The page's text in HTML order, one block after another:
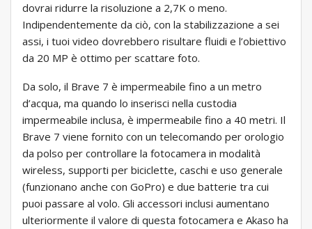
dovrai ridurre la risoluzione a 2,7K o meno.
Indipendentemente da ciò, con la stabilizzazione a sei
assi, i tuoi video dovrebbero risultare fluidi e l’obiettivo
da 20 MP è ottimo per scattare foto.
Da solo, il Brave 7 è impermeabile fino a un metro
d’acqua, ma quando lo inserisci nella custodia
impermeabile inclusa, è impermeabile fino a 40 metri. Il
Brave 7 viene fornito con un telecomando per orologio
da polso per controllare la fotocamera in modalità
wireless, supporti per biciclette, caschi e uso generale
(funzionano anche con GoPro) e due batterie tra cui
puoi passare al volo. Gli accessori inclusi aumentano
ulteriormente il valore di questa fotocamera e Akaso ha